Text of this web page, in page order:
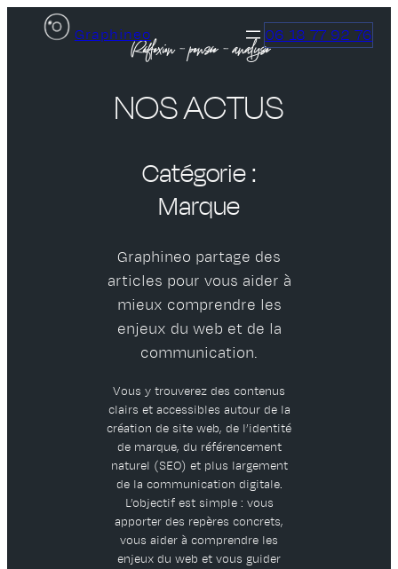
Graphineo 06 18 77 92 76
Réflexion – pensée – analyse
NOS ACTUS
Catégorie :
Marque
Graphineo partage des
articles pour vous aider à
mieux comprendre les
enjeux du web et de la
communication.
Vous y trouverez des contenus
clairs et accessibles autour de la
création de site web, de l’identité
de marque, du référencement
naturel (SEO) et plus largement
de la communication digitale.
L’objectif est simple : vous
apporter des repères concrets,
vous aider à comprendre les
enjeux du web et vous guider